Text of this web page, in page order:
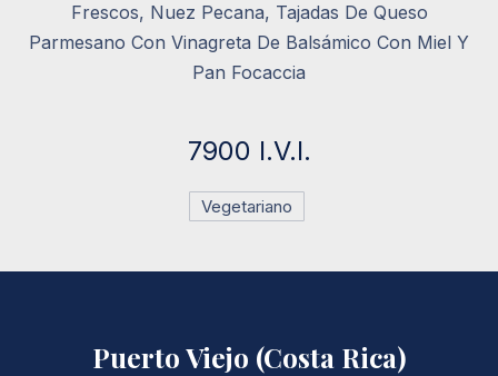
Frescos, Nuez Pecana, Tajadas De Queso
Parmesano Con Vinagreta De Balsámico Con Miel Y
Pan Focaccia
7900 I.V.I.
Vegetariano
Puerto Viejo (Costa Rica)